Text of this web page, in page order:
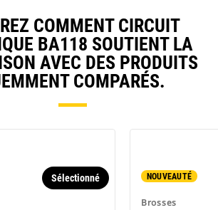
COMMENT CIRCUIT
BA118 SOUTIENT LA
AVEC DES PRODUITS
COMPARÉS.
Sélectionné NOUVEAUTÉ
Brosses